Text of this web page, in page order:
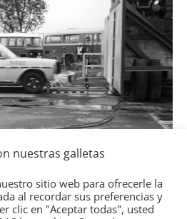
05: 50 años de
mospotter84 0
nuestras galletas
sitio web para ofrecerle la
al recordar sus preferencias y
clic en "Aceptar todas", usted